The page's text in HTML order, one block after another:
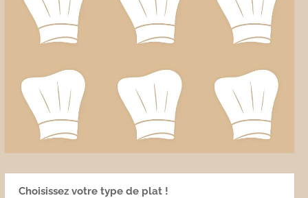
Choisissez votre type de plat !